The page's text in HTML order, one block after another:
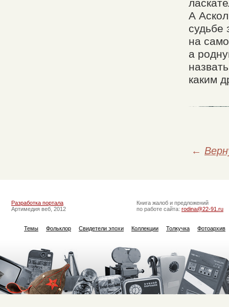
А
судьбе
на
а
каким
←
Разработка портала
Артимедия веб, 2012
Книга жалоб и предложений
по работе сайта: rodina@22-91.ru
Темы Фольклор Свидетели эпохи Коллекции Толкучка Фотоархив